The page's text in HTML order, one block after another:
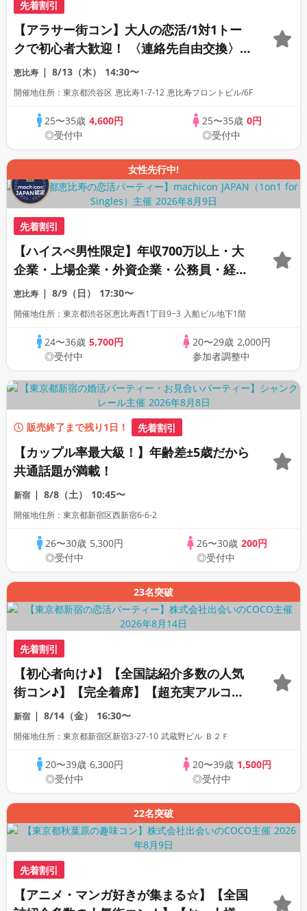
先着割引
【アラサー街コン】大人の恋活/1対1トー
クで初心者大歓迎！ 〈連絡先自由交換〉
〈18名限定〉
恵比寿 8/13（木） 14:30〜
開催地住所：東京都渋谷区 恵比寿1-7-12 恵比寿フロントビル/6F
25〜35歳4,600円
◎受付中
25〜35歳 0円
◎受付中
女性先行中!
先着割引
【ハイスぺ男性限定】年収700万以上・大
企業・上場企業・外資企業・公務員・経営
者・医師・歯科医師・弁護士・経営者・イ
ケメン×20代女性《1対1相席専用・半個室
恵比寿 8/9（日） 17:30〜
開催地住所：東京都渋谷区恵比寿西1丁目9−3 入船ビル地下1階
24〜36歳5,700円
◎受付中
20〜29歳 2,000円
参加者調整中
販売終了まで残り1日！ 先着割引
【カップル率最大級！】年齢差±5歳だから
共通話題が満載！
新宿 8/8（土） 10:45〜
開催地住所：東京都新宿区西新宿6-6-2
26〜30歳 5,300円
◎受付中
26〜30歳 200円
◎受付中
23名突破
先着割引
【初心者向け♪】【全国誌紹介多数の人気
街コン♪】【完全着席】【超充実アルコー
ル飲み放題・コース料理付】【安心☆上場
企業運営の和風のリラックス空間】【同世
り】
新宿 8/14（金） 16:30〜
開催地住所：東京都新宿区新宿3-27-10 武蔵野ビル Ｂ２Ｆ
20〜39歳 6,300円
◎受付中
20〜39歳 1,500円
◎受付中
22名突破
先着割引
【アニメ・マンガ好きが集まる☆】【全国